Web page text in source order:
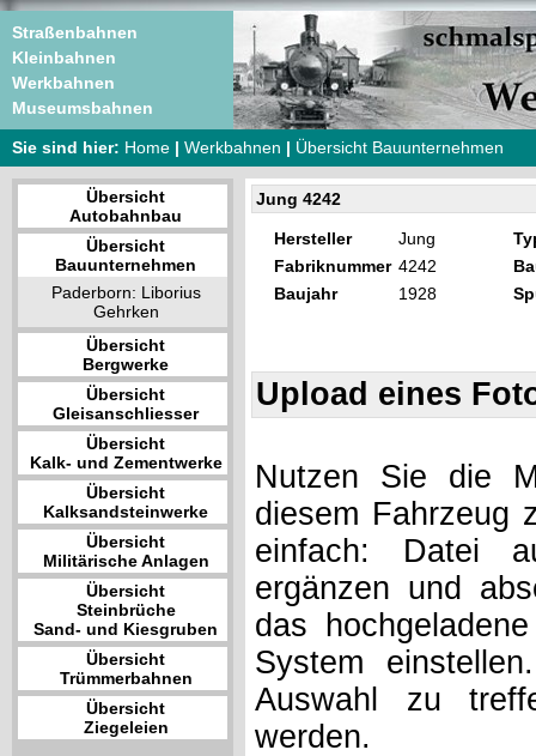
Straßenbahnen
Kleinbahnen
Werkbahnen
Museumsbahnen
Sie sind hier: Home | Werkbahnen | Übersicht Bauunternehmen
Übersicht
Autobahnbau
Übersicht
Bauunternehmen
Paderborn: Liborius
Gehrken
Übersicht
Bergwerke
Übersicht
Gleisanschliesser
Übersicht
Kalk- und Zementwerke
Übersicht
Kalksandsteinwerke
Übersicht
Militärische Anlagen
Übersicht
Steinbrüche
Sand- und Kiesgruben
Übersicht
Trümmerbahnen
Übersicht
Ziegeleien
Jung 4242
Hersteller Jung
Fabriknummer 4242
Baujahr
1928
Upload eines
Nutzen Sie die
diesem Fahrzeug
einfach: Datei
ergänzen und
das
System
Auswahl zu
werden.